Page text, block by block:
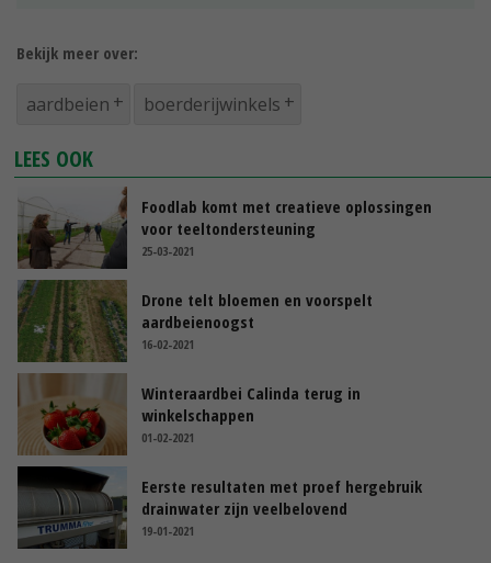
Bekijk meer over:
aardbeien boerderijwinkels
LEES OOK
Foodlab komt met creatieve oplossingen
voor teeltondersteuning
25-03-2021
Drone telt bloemen en voorspelt
aardbeienoogst
16-02-2021
Winteraardbei Calinda terug in
winkelschappen
01-02-2021
Eerste resultaten met proef hergebruik
drainwater zijn veelbelovend
19-01-2021